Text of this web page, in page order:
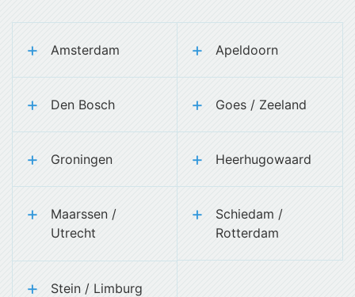
Amsterdam Apeldoorn
Den Bosch Goes / Zeeland
Groningen Heerhugowaard
Maarssen /
Utrecht
Schiedam /
Rotterdam
Stein / Limburg